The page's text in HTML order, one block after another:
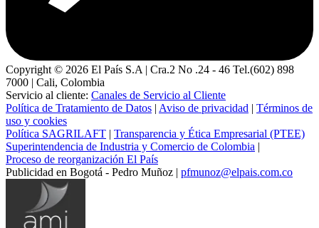
Copyright © 2026 El País S.A | Cra.2 No .24 - 46 Tel.(602) 898
7000 | Cali, Colombia
Servicio al cliente: Canales de Servicio al Cliente
Política de Tratamiento de Datos | Aviso de privacidad | Términos de
uso y cookies
Política SAGRILAFT | Transparencia y Ética Empresarial (PTEE)
Superintendencia de Industria y Comercio de Colombia |
Proceso de reorganización El País
Publicidad en Bogotá - Pedro Muñoz | pfmunoz@elpais.com.co